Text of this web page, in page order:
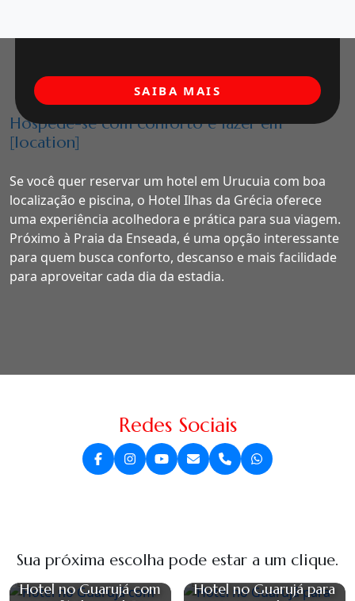
Hospede-se com conforto e lazer em
[location]
Se você quer reservar um hotel em Urucuia com boa
localização e piscina, o Hotel Ilhas da Grécia oferece
uma experiência acolhedora e prática para sua viagem.
Próximo à Praia da Enseada, é uma opção interessante
para quem busca conforto, descanso e mais facilidade
para aproveitar cada dia da estadia.
SAIBA MAIS
Redes Sociais
Sua próxima escolha pode estar a um clique.
Hotel no Guarujá com
Hotel no Guarujá para